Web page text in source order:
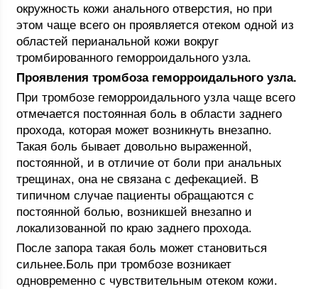
окружность кожи анального отверстия, но при
этом чаще всего он проявляется отеком одной из
областей перианальной кожи вокруг
тромбированного геморроидального узла.
Проявления тромбоза геморроидального узла.
При тромбозе геморроидального узла чаще всего
отмечается постоянная боль в области заднего
прохода, которая может возникнуть внезапно.
Такая боль бывает довольно выраженной,
постоянной, и в отличие от боли при анальных
трещинах, она не связана с дефекацией. В
типичном случае пациенты обращаются с
постоянной болью, возникшей внезапно и
локализованной по краю заднего прохода.
После запора такая боль может становиться
сильнее.Боль при тромбозе возникает
одновременно с чувствительным отеком кожи.